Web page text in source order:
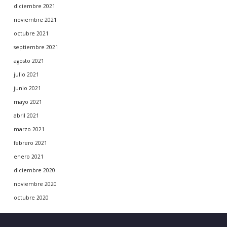
diciembre 2021
noviembre 2021
octubre 2021
septiembre 2021
agosto 2021
julio 2021
junio 2021
mayo 2021
abril 2021
marzo 2021
febrero 2021
enero 2021
diciembre 2020
noviembre 2020
octubre 2020